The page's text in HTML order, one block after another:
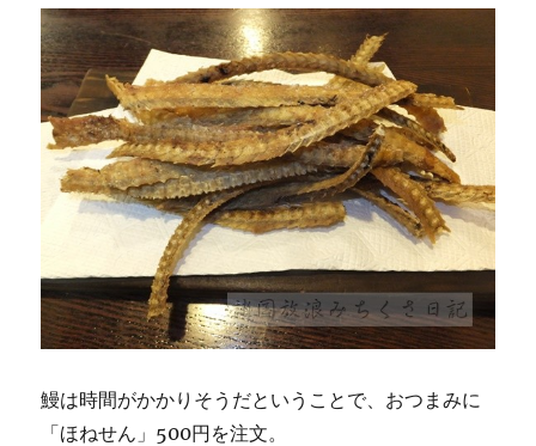
鰻は時間がかかりそうだということで、おつまみに
「ほねせん」500円を注文。